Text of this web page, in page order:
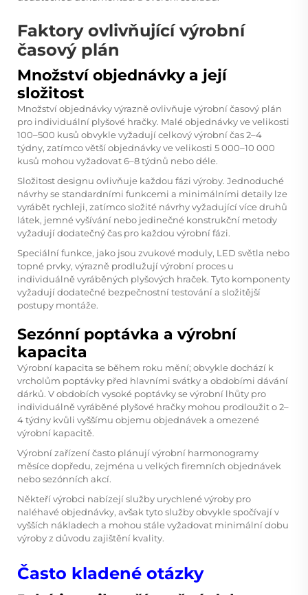
Faktory ovlivňující výrobní
časový plán
Množství objednávky a její
složitost
Množství objednávky výrazně ovlivňuje výrobní časový plán
pro individuální plyšové hračky. Malé objednávky ve velikosti
100–500 kusů obvykle vyžadují celkový výrobní čas 2–4
týdny, zatímco větší objednávky ve velikosti 5 000–10 000
kusů mohou vyžadovat 6–8 týdnů nebo déle.
Složitost designu ovlivňuje každou fázi výroby. Jednoduché
návrhy se standardními funkcemi a minimálními detaily lze
vyrábět rychleji, zatímco složité návrhy vyžadující více druhů
látek, jemné vyšívání nebo jedinečné konstrukční metody
vyžadují dodatečný čas pro každou výrobní fázi.
Speciální funkce, jako jsou zvukové moduly, LED světla nebo
topné prvky, výrazně prodlužují výrobní proces u
individuálně vyráběných plyšových hraček. Tyto komponenty
vyžadují dodatečné bezpečnostní testování a složitější
postupy montáže.
Sezónní poptávka a výrobní
kapacita
Výrobní kapacita se během roku mění; obvykle dochází k
vrcholům poptávky před hlavními svátky a obdobími dávání
dárků. V obdobích vysoké poptávky se výrobní lhůty pro
individuálně vyráběné plyšové hračky mohou prodloužit o 2–
4 týdny kvůli vyššímu objemu objednávek a omezené
výrobní kapacitě.
Výrobní zařízení často plánují výrobní harmonogramy
měsíce dopředu, zejména u velkých firemních objednávek
nebo sezónních akcí.
Někteří výrobci nabízejí služby urychlené výroby pro
naléhavé objednávky, avšak tyto služby obvykle spočívají v
vyšších nákladech a mohou stále vyžadovat minimální dobu
výroby z důvodu zajištění kvality.
Často kladené otázky